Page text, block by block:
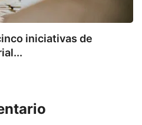
iniciativas de